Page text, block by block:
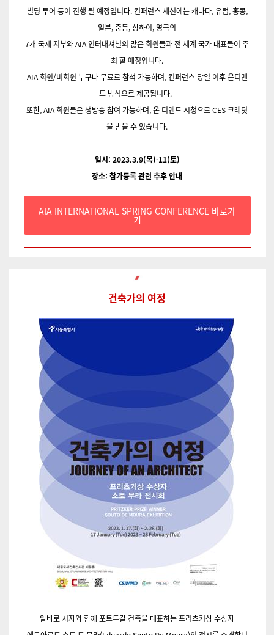
빌딩 투어 등이 진행 될 예정입니다. 컨퍼런스 세션에는 캐나다, 유럽, 홍콩,
일본, 중동, 상하이, 영국의
7개 국제 지부와 AIA 인터내셔널의 많은 회원들과 전 세계 국가 대표들이 주
최 할 예정입니다.
AIA 회원/비회원 누구나 무료로 참석 가능하며, 컨퍼런스 당일 이후 온디맨
드 방식으로 제공됩니다.
또한, AIA 회원들은 생방송 참여 가능하며, 온 디맨드 시청으로 CES 크레딧
을 받을 수 있습니다.
일시: 2023.3.9(목)-11(토)
장소: 참가등록 관련 추후 안내
AIA INTERNATIONAL SPRING CONFERENCE 바로가
기
건축가의 여정
알바로 시자와 함께 포트투갈 건축을 대표하는 프리츠커상 수상자